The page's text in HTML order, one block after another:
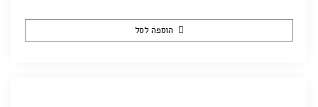
הוספה לסל